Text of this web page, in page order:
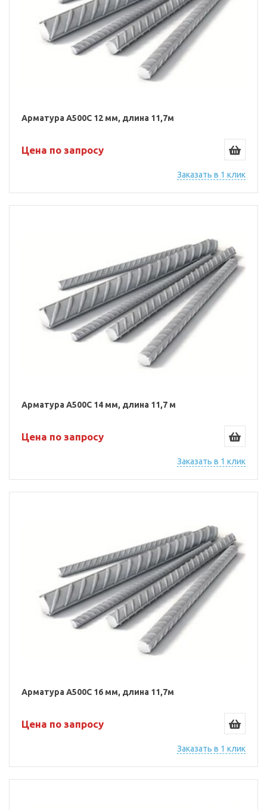
Арматура А500С 12 мм, длина 11,7м
Цена по запросу
Заказать в 1 клик
Арматура А500С 14 мм, длина 11,7 м
Цена по запросу
Заказать в 1 клик
Арматура А500С 16 мм, длина 11,7м
Цена по запросу
Заказать в 1 клик